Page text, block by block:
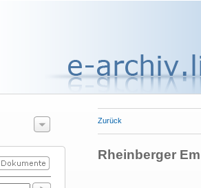
Zurück
Rheinberger